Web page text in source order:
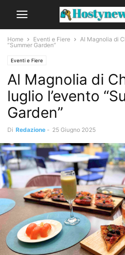
Home Eventi e Fiere
Al Magnolia di
“Summer Garden”
Eventi e Fiere
Al Magnolia di
luglio l’evento
Garden”
Di Redazione - 25 Giugno 2025